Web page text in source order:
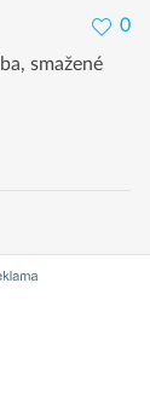
0
smažené